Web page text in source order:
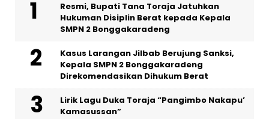
Resmi, Bupati Tana Toraja Jatuhkan
Hukuman Disiplin Berat kepada Kepala
SMPN 2 Bonggakaradeng
Kasus Larangan Jilbab Berujung Sanksi,
Kepala SMPN 2 Bonggakaradeng
Direkomendasikan Dihukum Berat
Lirik Lagu Duka Toraja “Pangimbo Nakapu’
Kamasussan”